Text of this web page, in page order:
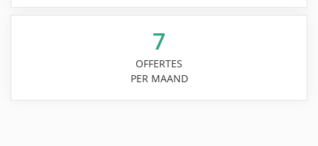
7
OFFERTES
PER MAAND